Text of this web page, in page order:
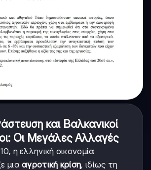
και Βαλκανικοί
Οι Μεγάλες Αλλαγές
η ελληνική οικονομία
μιααγροτική κρίση, ιδίως τη